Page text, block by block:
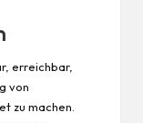
erreichbar,
von
zu machen.